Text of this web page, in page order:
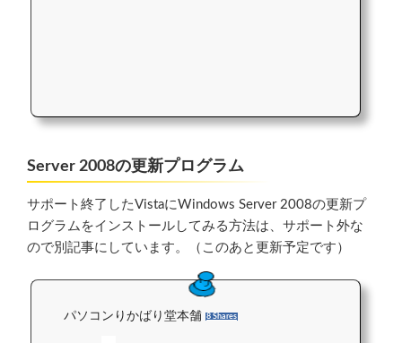
Server 2008の更新プログラム
サポート終了したVistaにWindows Server 2008の更新プ
ログラムをインストールしてみる方法は、サポート外な
ので別記事にしています。（このあと更新予定です）
パソコンりかばり堂本舗 8 Shares